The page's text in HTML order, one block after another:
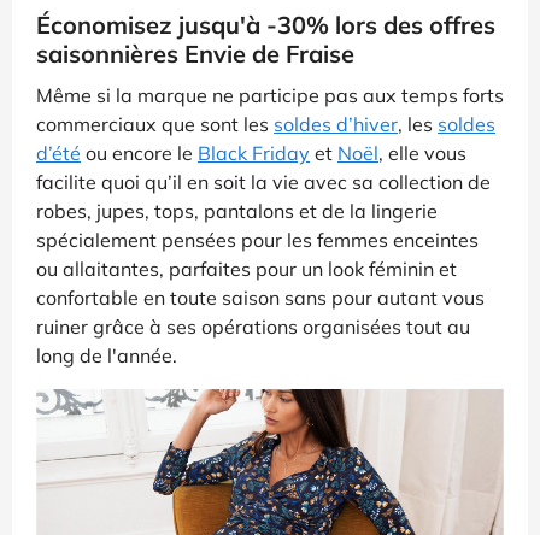
Économisez jusqu'à -30% lors des offres
saisonnières Envie de Fraise
Même si la marque ne participe pas aux temps forts
commerciaux que sont les soldes d’hiver, les soldes
d’été ou encore le Black Friday et Noël, elle vous
facilite quoi qu’il en soit la vie avec sa collection de
robes, jupes, tops, pantalons et de la lingerie
spécialement pensées pour les femmes enceintes
ou allaitantes, parfaites pour un look féminin et
confortable en toute saison sans pour autant vous
ruiner grâce à ses opérations organisées tout au
long de l'année.